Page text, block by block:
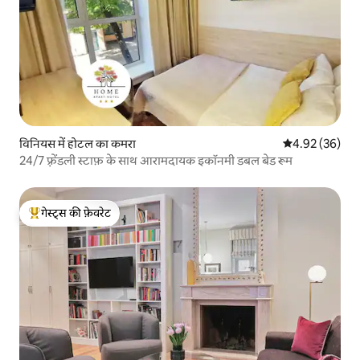
विनियस में होटल का कमरा औसत रेटिंग 5 में
4.92 (36)
24/7 फ़्रेंडली स्टाफ़ के साथ आरामदायक इकॉनमी डबल बेड रूम
गेस्ट्स का टॉप फ़ेवरेट
गेस्ट्स की फ़ेवरेट